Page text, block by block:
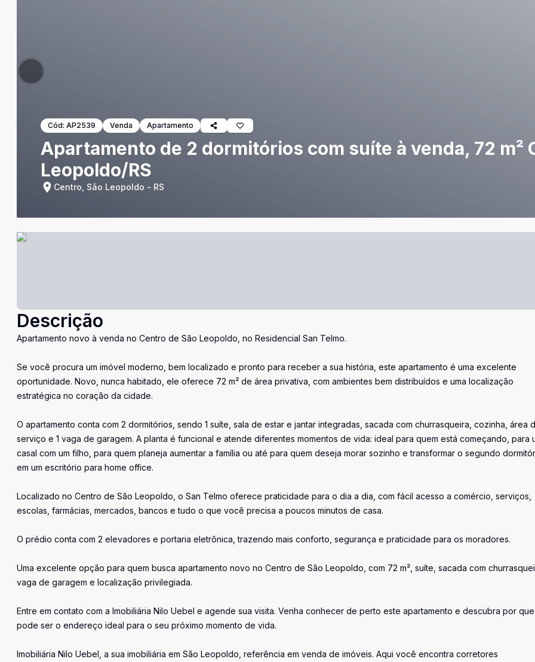
Cód: AP2539 Venda Apartamento
Apartamento de 2 dormitórios com suíte à venda, 72 m²
Leopoldo/RS
Centro, São Leopoldo - RS
Descrição
Apartamento novo à venda no Centro de São Leopoldo, no Residencial San Telmo.
Se você procura um imóvel moderno, bem localizado e pronto para receber a sua história, este apartamento é uma excelente
oportunidade. Novo, nunca habitado, ele oferece 72 m² de área privativa, com ambientes bem distribuídos e uma localização
estratégica no coração da cidade.
O apartamento conta com 2 dormitórios, sendo 1 suíte, sala de estar e jantar integradas, sacada com churrasqueira, cozinha, área
serviço e 1 vaga de garagem. A planta é funcional e atende diferentes momentos de vida: ideal para quem está começando, para
casal com um filho, para quem planeja aumentar a família ou até para quem deseja morar sozinho e transformar o segundo
em um escritório para home office.
Localizado no Centro de São Leopoldo, o San Telmo oferece praticidade para o dia a dia, com fácil acesso a comércio, serviços,
escolas, farmácias, mercados, bancos e tudo o que você precisa a poucos minutos de casa.
O prédio conta com 2 elevadores e portaria eletrônica, trazendo mais conforto, segurança e praticidade para os moradores.
Uma excelente opção para quem busca apartamento novo no Centro de São Leopoldo, com 72 m², suíte, sacada com
vaga de garagem e localização privilegiada.
Entre em contato com a Imobiliária Nilo Uebel e agende sua visita. Venha conhecer de perto este apartamento e descubra por
pode ser o endereço ideal para o seu próximo momento de vida.
Imobiliária Nilo Uebel, a sua imobiliária em São Leopoldo, referência em venda de imóveis. Aqui você encontra corretores